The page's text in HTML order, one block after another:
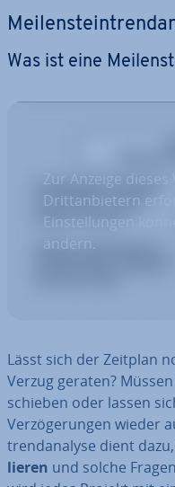
Was ist eine
Zur Anzeige dieses
Drittanbietern
Einstellungen
ändern.
Lässt sich der Zeitplan
Verzug geraten?
schie­ben oder lassen
Ver­zö­ge­run­gen wieder
trend­ana­ly­se dient dazu,
lie­ren und solche